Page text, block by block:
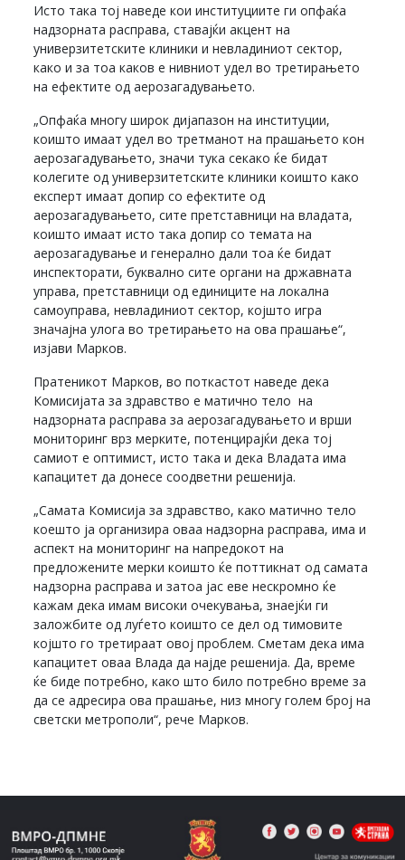
Исто така тој наведе кои институциите ги опфаќа
надзорната расправа, ставајќи акцент на
универзитетските клиники и невладиниот сектор,
како и за тоа каков е нивниот удел во третирањето
на ефектите од аерозагадувањето.
„Опфаќа многу широк дијапазон на институции,
коишто имаат удел во третманот на прашањето кон
аерозагадувањето, значи тука секако ќе бидат
колегите од универзитетските клиники коишто како
експерт имаат допир со ефектите од
аерозагадувањето, сите претставници на владата,
коишто имаат исто така допир со темата на
аерозагадување и генерално дали тоа ќе бидат
инспекторати, буквално сите органи на државната
управа, претставници од единиците на локална
самоуправа, невладиниот сектор, којшто игра
значајна улога во третирањето на ова прашање“,
изјави Марков.
Пратеникот Марков, во поткастот наведе дека
Комисијата за здравство е матично тело на
надзорната расправа за аерозагадувањето и врши
мониторинг врз мерките, потенцирајќи дека тој
самиот е оптимист, исто така и дека Владата има
капацитет да донесе соодветни решенија.
„Самата Комисија за здравство, како матично тело
коешто ја организира оваа надзорна расправа, има и
аспект на мониторинг на напредокот на
предложените мерки коишто ќе поттикнат од самата
надзорна расправа и затоа јас еве нескромно ќе
кажам дека имам високи очекувања, знаејќи ги
заложбите од луѓето коишто се дел од тимовите
којшто го третираат овој проблем. Сметам дека има
капацитет оваа Влада да најде решенија. Да, време
ќе биде потребно, како што било потребно време за
да се адресира ова прашање, низ многу голем број на
светски метрополи“, рече Марков.